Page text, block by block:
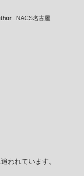
: NACS名古屋
われています。